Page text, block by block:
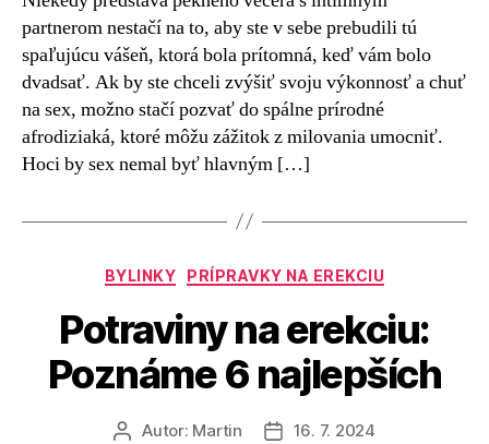
partnerom nestačí na to, aby ste v sebe prebudili tú
spaľujúcu vášeň, ktorá bola prítomná, keď vám bolo
dvadsať. Ak by ste chceli zvýšiť svoju výkonnosť a chuť
na sex, možno stačí pozvať do spálne prírodné
afrodiziaká, ktoré môžu zážitok z milovania umocniť.
Hoci by sex nemal byť hlavným […]
Kategórie
BYLINKY PRÍPRAVKY NA EREKCIU
Potraviny na erekciu:
Poznáme 6 najlepších
AutorAutor: Martin
Dátum
16. 7. 2024